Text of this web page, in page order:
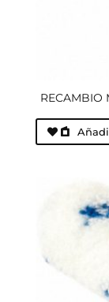
RECAMBIO